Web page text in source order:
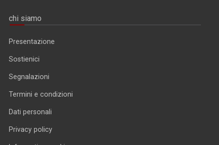
chi siamo
Presentazione
Sostienici
Segnalazioni
Termini e condizioni
Dati personali
Privacy policy